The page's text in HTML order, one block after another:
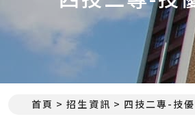
首頁 招生資訊 四技二專-技